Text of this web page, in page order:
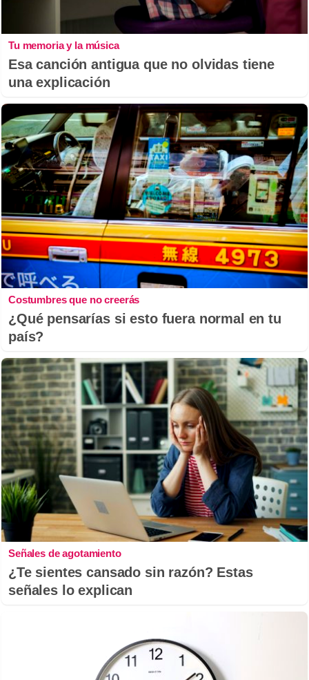
Tu memoria y la música
Esa canción antigua que no olvidas tiene
una explicación
Costumbres que no creerás
¿Qué pensarías si esto fuera normal en tu
país?
Señales de agotamiento
¿Te sientes cansado sin razón? Estas
señales lo explican